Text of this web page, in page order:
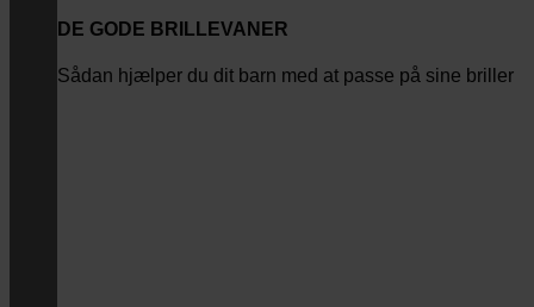
DE GODE BRILLEVANER
Sådan hjælper du dit barn med at passe på sine briller